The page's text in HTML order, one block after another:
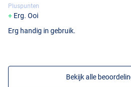
Pluspunten
Erg. Ooi
Erg handig in gebruik.
Bekijk alle